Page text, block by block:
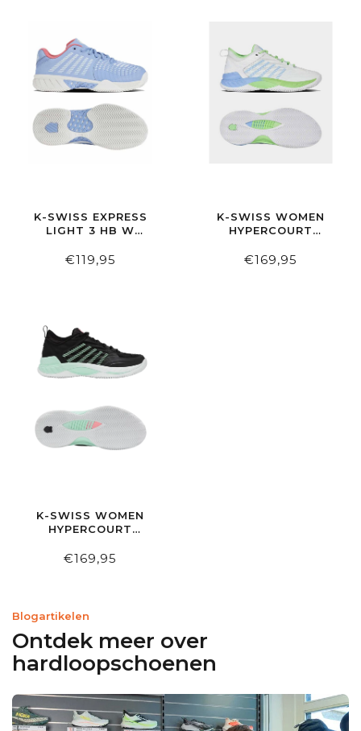
K-SWISS EXPRESS
LIGHT 3 HB W
€119,95
K-SWISS WOMEN
HYPERCOURT
WHITE/GREEN/DTCHCNL
€169,95
K-SWISS WOMEN
HYPERCOURT
€169,95
Blogartikelen
Ontdek meer over
hardloopschoenen